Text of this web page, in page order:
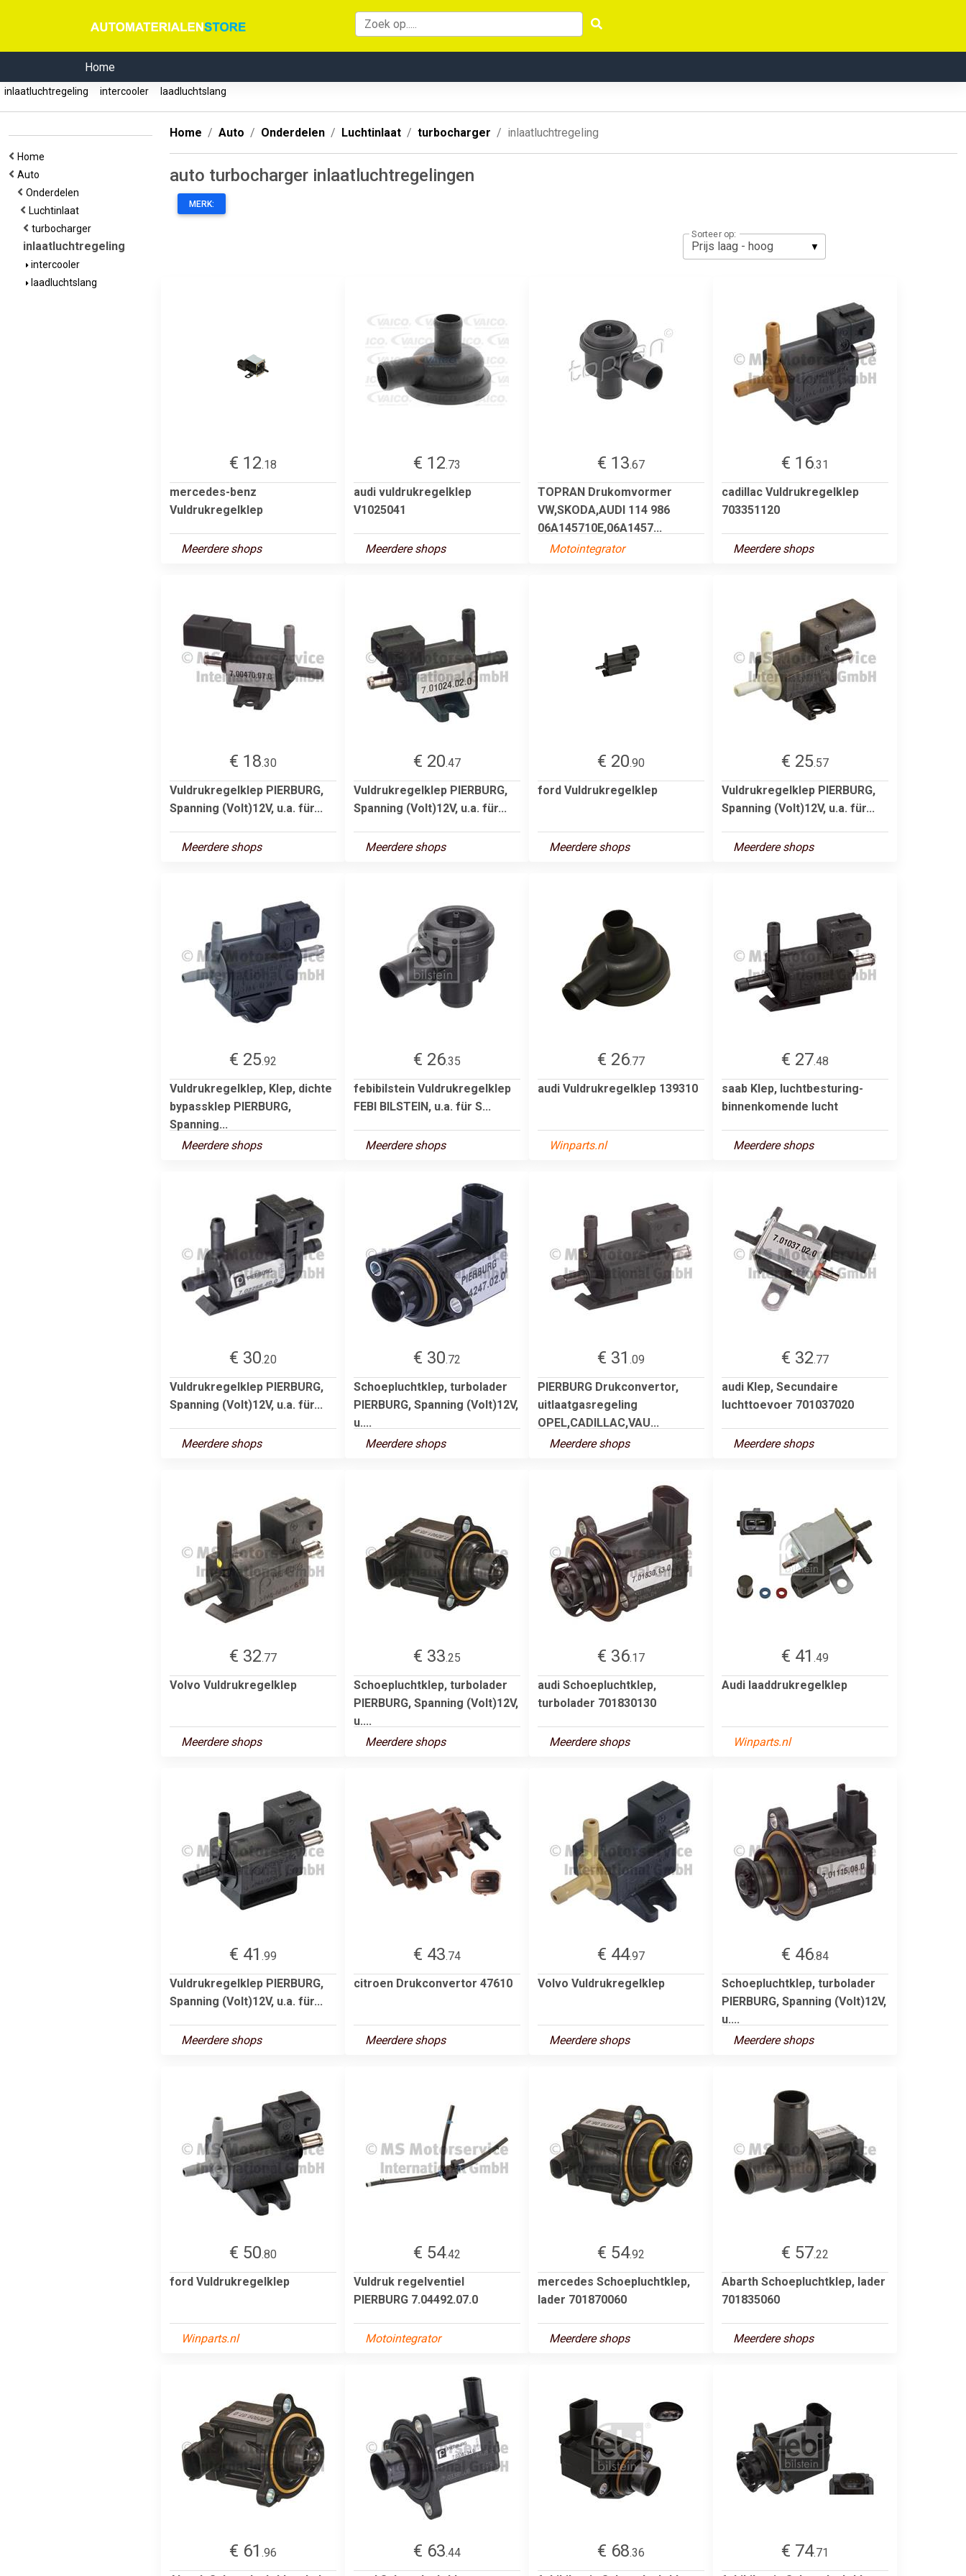
Home
inlaatluchtregeling intercooler laadluchtslang
Home
Auto
Onderdelen
Luchtinlaat
turbocharger
inlaatluchtregeling
intercooler
laadluchtslang
Home Auto Onderdelen Luchtinlaat turbocharger inlaatluchtregeling
auto turbocharger inlaatluchtregelingen
MERK:
Sorteer op:
€ 12.18
mercedes-benz
Vuldrukregelklep
Meerdere shops
€ 12.73
audi vuldrukregelklep
V1025041
Meerdere shops
€ 13.67
TOPRAN Drukomvormer
VW,SKODA,AUDI 114 986
06A145710E,06A1457...
Motointegrator
€ 16.31
cadillac Vuldrukregelklep
703351120
Meerdere shops
€ 18.30
Vuldrukregelklep PIERBURG,
Spanning (Volt)12V, u.a. für...
Meerdere shops
€ 20.47
Vuldrukregelklep PIERBURG,
Spanning (Volt)12V, u.a. für...
Meerdere shops
€ 20.90
ford Vuldrukregelklep
Meerdere shops
€ 25.57
Vuldrukregelklep PIERBURG,
Spanning (Volt)12V, u.a. für...
Meerdere shops
€ 25.92
Vuldrukregelklep, Klep, dichte
bypassklep PIERBURG,
Spanning...
Meerdere shops
€ 26.35
febibilstein Vuldrukregelklep
FEBI BILSTEIN, u.a. für S...
Meerdere shops
€ 26.77
audi Vuldrukregelklep 139310
Winparts.nl
€ 27.48
saab Klep, luchtbesturing-
binnenkomende lucht
Meerdere shops
€ 30.20
Vuldrukregelklep PIERBURG,
Spanning (Volt)12V, u.a. für...
Meerdere shops
€ 30.72
Schoepluchtklep, turbolader
PIERBURG, Spanning (Volt)12V,
u....
Meerdere shops
€ 31 .09
PIERBURG Drukconvertor,
uitlaatgasregeling
OPEL,CADILLAC,VAU...
Meerdere shops
€ 32.77
audi Klep, Secundaire
luchttoevoer 701037020
Meerdere shops
€ 32.77
Volvo Vuldrukregelklep
Meerdere shops
€ 33.25
Schoepluchtklep, turbolader
PIERBURG, Spanning (Volt)12V,
u....
Meerdere shops
€ 36.17
audi Schoepluchtklep,
turbolader 701830130
Meerdere shops
€ 41 .49
Audi laaddrukregelklep
Winparts.nl
€ 41 .99
Vuldrukregelklep PIERBURG,
Spanning (Volt)12V, u.a. für...
Meerdere shops
€ 43.74
citroen Drukconvertor 47610
Meerdere shops
€ 44.97
Volvo Vuldrukregelklep
Meerdere shops
€ 46.84
Schoepluchtklep, turbolader
PIERBURG, Spanning (Volt)12V,
u....
Meerdere shops
€ 50.80
ford Vuldrukregelklep
Winparts.nl
€ 54.42
Vuldruk regelventiel
PIERBURG 7.04492.07.0
Motointegrator
€ 54.92
mercedes Schoepluchtklep,
lader 701870060
Meerdere shops
€ 57.22
Abarth Schoepluchtklep, lader
701835060
Meerdere shops
€ 61 .96
€ 63.44
€ 68.36
€ 74.71